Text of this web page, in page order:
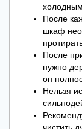
После
шкаф
После
нужно
он
Нельзя